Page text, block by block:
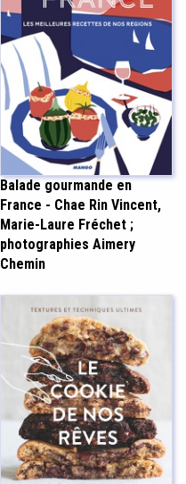
Balade gourmande en
France - Chae Rin Vincent,
Marie-Laure Fréchet ;
photographies Aimery
Chemin